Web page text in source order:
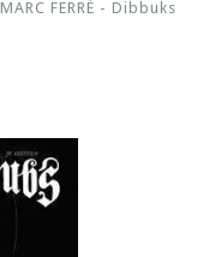
FERRÉ - Dibbuks